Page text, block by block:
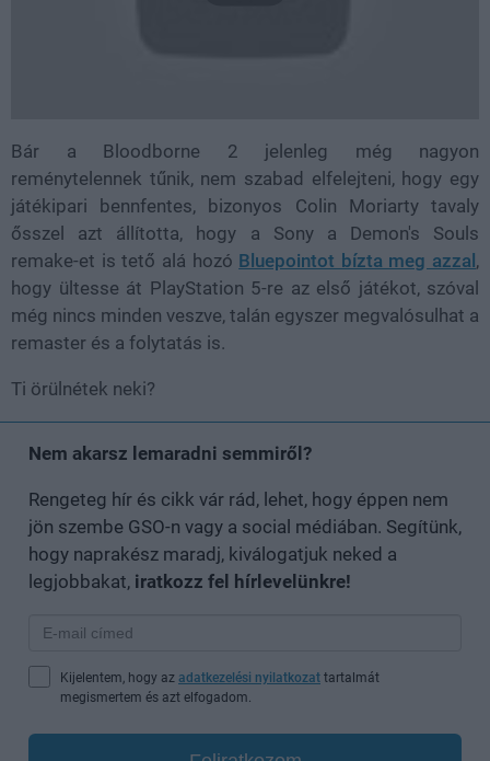
Bár a Bloodborne 2 jelenleg még nagyon
reménytelennek tűnik, nem szabad elfelejteni, hogy egy
játékipari bennfentes, bizonyos Colin Moriarty tavaly
ősszel azt állította, hogy a Sony a Demon's Souls
remake-et is tető alá hozó Bluepointot bízta meg azzal,
hogy ültesse át PlayStation 5-re az első játékot, szóval
még nincs minden veszve, talán egyszer megvalósulhat a
remaster és a folytatás is.
Ti örülnétek neki?
Nem akarsz lemaradni semmiről?
Rengeteg hír és cikk vár rád, lehet, hogy éppen nem
jön szembe GSO-n vagy a social médiában. Segítünk,
hogy naprakész maradj, kiválogatjuk neked a
legjobbakat, iratkozz fel hírlevelünkre!
Kijelentem, hogy az adatkezelési nyilatkozat tartalmát
megismertem és azt elfogadom.